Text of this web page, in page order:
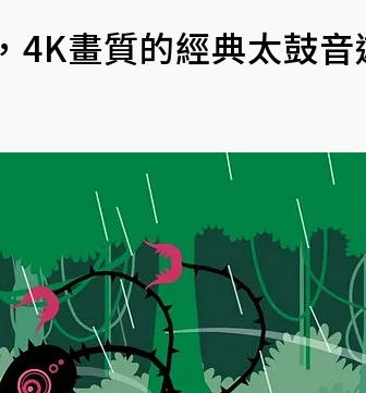
4K畫質的經典太鼓音